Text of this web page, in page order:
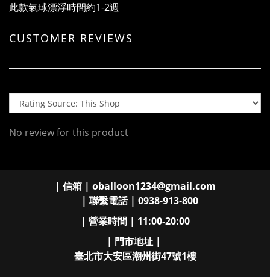
此款氣球漂浮時間約1-2週
CUSTOMER REVIEWS
No review for this product
| 信箱 | oballoon1234@gmail.com
| 聯繫電話 | 0938-913-800
| 營業時間 | 11:00-20:00
| 門市地址 |
臺北市大安區潮州街47號1樓